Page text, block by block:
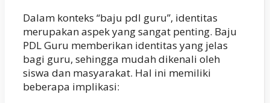
Dalam konteks “baju pdl guru”, identitas
merupakan aspek yang sangat penting. Baju
PDL Guru memberikan identitas yang jelas
bagi guru, sehingga mudah dikenali oleh
siswa dan masyarakat. Hal ini memiliki
beberapa implikasi: